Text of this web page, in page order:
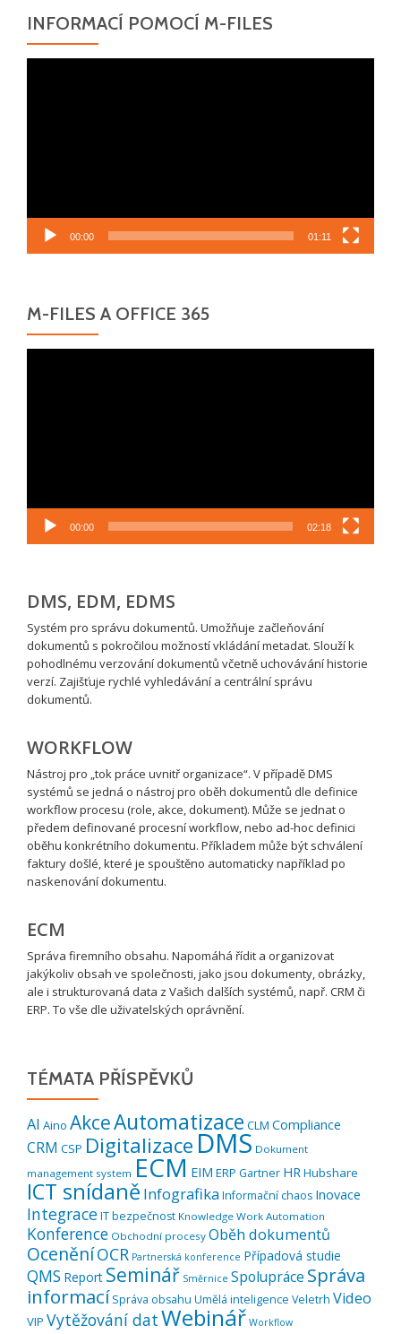
INFORMACÍ POMOCÍ M-FILES
00:00 01:11
M-FILES A OFFICE 365
00:00 02:18
DMS, EDM, EDMS
Systém pro správu dokumentů. Umožňuje začleňování
dokumentů s pokročilou možností vkládání metadat. Slouží k
pohodlnému verzování dokumentů včetně uchovávání historie
verzí. Zajišťuje rychlé vyhledávání a centrální správu
dokumentů.
WORKFLOW
Nástroj pro „tok práce uvnitř organizace“. V případě DMS
systémů se jedná o nástroj pro oběh dokumentů dle definice
workflow procesu (role, akce, dokument). Může se jednat o
předem definované procesní workflow, nebo ad-hoc definici
oběhu konkrétního dokumentu. Příkladem může být schválení
faktury došlé, které je spouštěno automaticky například po
naskenování dokumentu.
ECM
Správa firemního obsahu. Napomáhá řídit a organizovat
jakýkoliv obsah ve společnosti, jako jsou dokumenty, obrázky,
ale i strukturovaná data z Vašich dalších systémů, např. CRM či
ERP. To vše dle uživatelských oprávnění.
TÉMATA PŘÍSPĚVKŮ
AI Aino AkceAutomatizace CLM Compliance
CRM CSP Digitalizace DMS Dokument
management system ECM EIM ERP Gartner HRHubshare
ICT snídaně InfografikaInformační chaos Inovace
IntegraceIT bezpečnost Knowledge Work Automation
Konference Obchodní procesy Oběh dokumentů
OceněníOCR Partnerská konference Případová studie
QMS Report Seminář Směrnice Spolupráce Správa
informací Správa obsahu Umělá inteligence Veletrh Video
VIP Vytěžování datWebinář Workflow